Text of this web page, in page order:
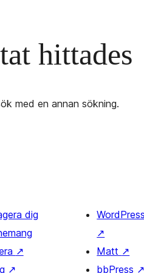
hittades
med en annan sökning.
dig
↗
↗
↗
Matt ↗
bbPress ↗